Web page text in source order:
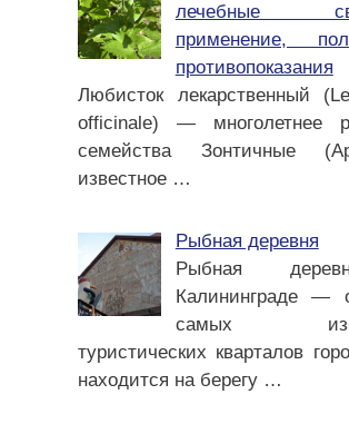
лечебные
применение,
противопоказания
Любисток лекарственный
officinale) — многолетнее
семейства Зонтичные
известное …
Рыбная деревня
Рыбная
Калининграде —
самых
туристических кварталов
находится на берегу …